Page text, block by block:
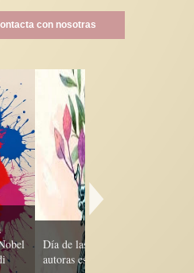
con nosotras
y el legado de